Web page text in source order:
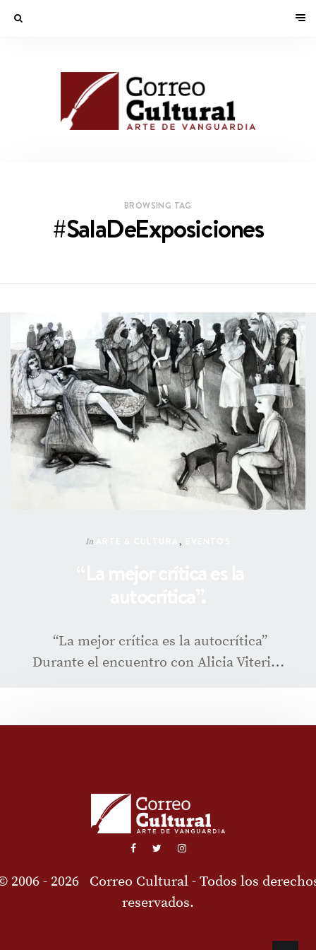
BROWSING TAG
#SalaDeExposiciones
In ,
“La mejor crítica es la autocrítica”
Durante el encuentro con Alicia Viteri…
2006 - 2026 Correo Cultural - Todos los
reservados.